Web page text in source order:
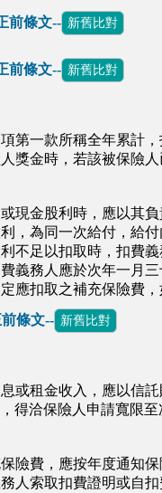
條文-- 新舊比對
條文-- 新舊比對
第一款所稱全年累計
獎金時，若該被保險
現金股利時，應以其
，為同一次給付，給
不足以扣取時，扣費
義務人應於次年一月
應扣取之補充保險費
條文-- 新舊比對
或租金收入，應以信
得洽保險人申請寬限至
險費，應按年度通知
人索取扣費證明或自